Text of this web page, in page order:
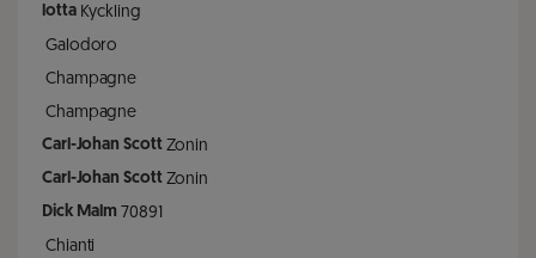
lotta Kyckling
Galodoro
Champagne
Champagne
Carl-Johan Scott Zonin
Carl-Johan Scott Zonin
Dick Malm 70891
Chianti